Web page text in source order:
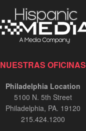
NUESTRAS OFICINAS
Philadelphia Location
5100 N. 5th Street
Philadelphia, PA. 19120
215.424.1200